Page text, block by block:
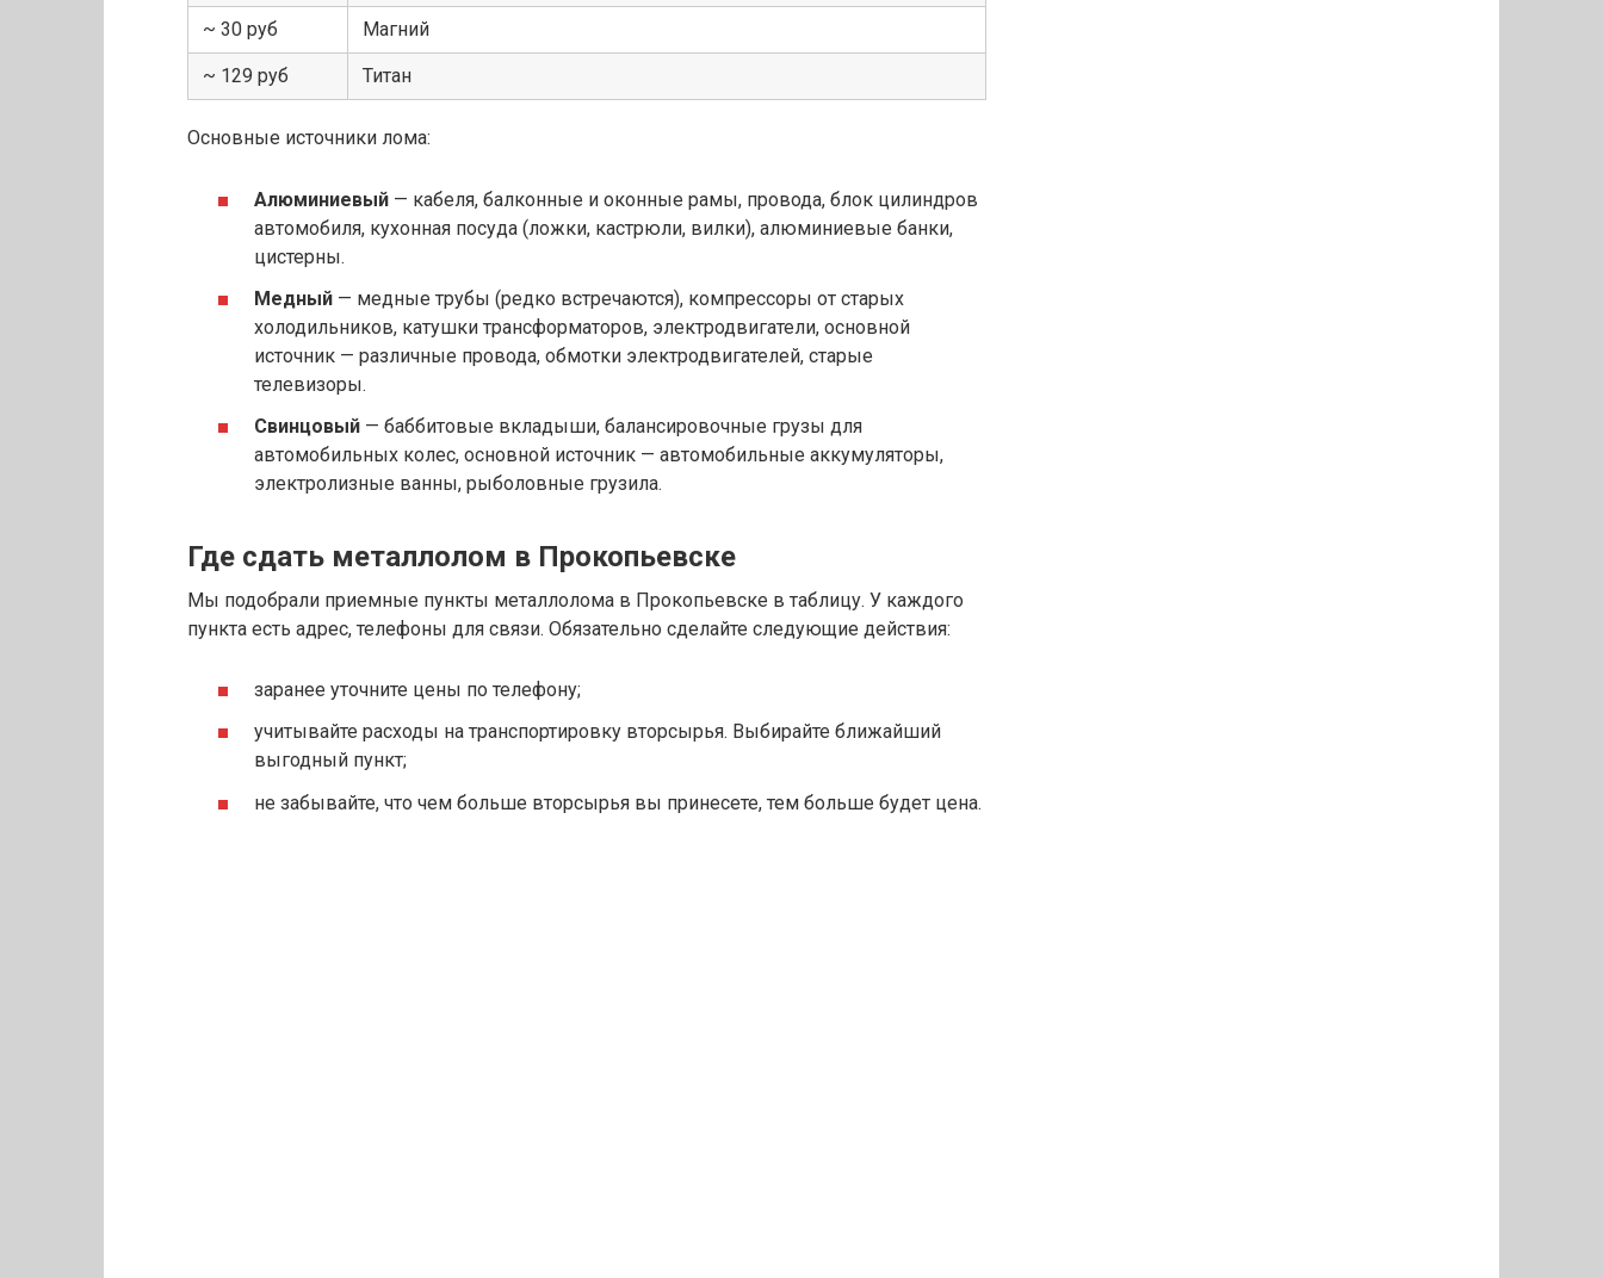
~ 30 руб Магний
~ 129 руб Титан
Основные источники лома:
Алюминиевый — кабеля, балконные и оконные рамы, провода, блок цилиндров
автомобиля, кухонная посуда (ложки, кастрюли, вилки), алюминиевые банки,
цистерны.
Медный — медные трубы (редко встречаются), компрессоры от старых
холодильников, катушки трансформаторов, электродвигатели, основной
источник — различные провода, обмотки электродвигателей, старые
телевизоры.
Свинцовый — баббитовые вкладыши, балансировочные грузы для
автомобильных колес, основной источник — автомобильные аккумуляторы,
электролизные ванны, рыболовные грузила.
Где сдать металлолом в Прокопьевске
Мы подобрали приемные пункты металлолома в Прокопьевске в таблицу. У каждого
пункта есть адрес, телефоны для связи. Обязательно сделайте следующие действия:
заранее уточните цены по телефону;
учитывайте расходы на транспортировку вторсырья. Выбирайте ближайший
выгодный пункт;
не забывайте, что чем больше вторсырья вы принесете, тем больше будет цена.